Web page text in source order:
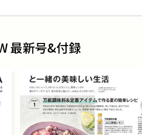
最新号&付録